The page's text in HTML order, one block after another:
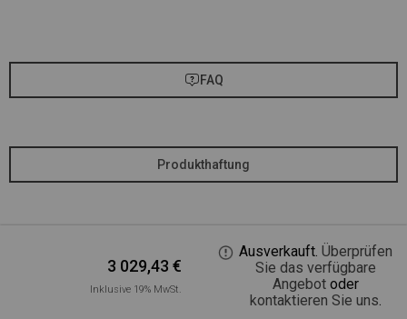
FAQ
Produkthaftung
3 029,43€
Inklusive 19% MwSt.
Ausverkauft. Überprüfen
Sie das verfügbare
Angebotoder
kontaktieren Sie uns.